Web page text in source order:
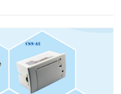
inteligentes y otros
haciendo con nosotros, como